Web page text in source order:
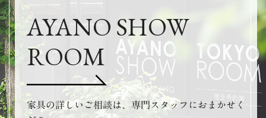
AYANO SHOW
ROOM
家具の詳しいご相談は、専門スタッフにおまかせく